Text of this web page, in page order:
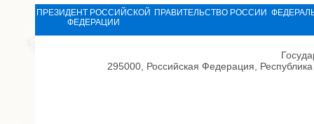
ПРЕЗИДЕНТ РОССИЙСКОЙ
ФЕДЕРАЦИИ
ПРАВИТЕЛЬСТВО РОССИИ
295000, Российская Федерация,